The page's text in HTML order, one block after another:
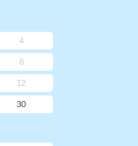
4
8
12
30